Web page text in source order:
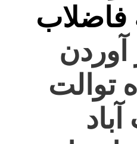
فاضلاب
آوردن
توالت